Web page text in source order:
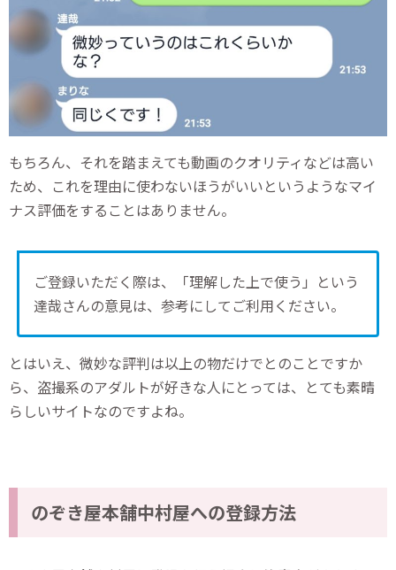
もちろん、それを踏まえても動画のクオリティなどは高い
ため、これを理由に使わないほうがいいというようなマイ
ナス評価をすることはありません。
ご登録いただく際は、「理解した上で使う」という
達哉さんの意見は、参考にしてご利用ください。
とはいえ、微妙な評判は以上の物だけでとのことですか
ら、盗撮系のアダルトが好きな人にとっては、とても素晴
らしいサイトなのですよね。
のぞき屋本舗中村屋への登録方法